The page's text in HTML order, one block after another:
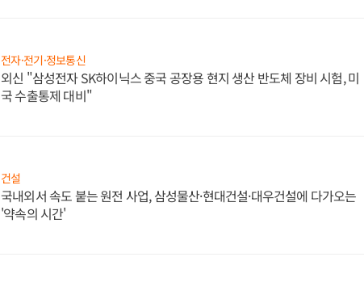
전자·전기·정보통신
외신 "삼성전자 SK하이닉스 중국 공장용 현지 생산 반도체 장비 시험, 미
국 수출통제 대비"
건설
국내외서 속도 붙는 원전 사업, 삼성물산·현대건설·대우건설에 다가오는
'약속의 시간'